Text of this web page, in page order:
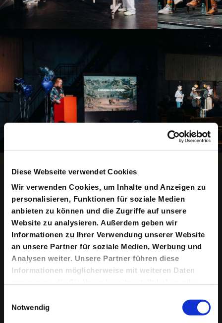
Diese Webseite verwendet Cookies
Wir verwenden Cookies, um Inhalte und Anzeigen zu
personalisieren, Funktionen für soziale Medien
anbieten zu können und die Zugriffe auf unsere
Website zu analysieren. Außerdem geben wir
Informationen zu Ihrer Verwendung unserer Website
an unsere Partner für soziale Medien, Werbung und
Analysen weiter. Unsere Partner führen diese
Informationen möglicherweise mit weiteren Daten
gesammelt haben.
Notwendig
Keine aktuellen Termine
Vieles deutet auf einen Zusammenbruch auch unserer
wirtschaftlichen und politischen Systeme noch in diesem
Jahrhundert hin. Gemäß dem Slogan »Das Ende der
Lecture über Pfadabhängigkeiten in der Bildung, fragt
nach einer neuen Pädagogik angesichts des drohenden